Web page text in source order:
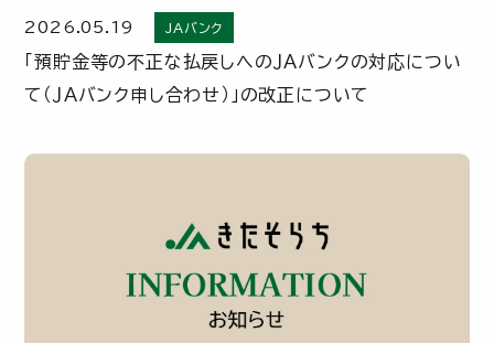
2026.05.19 JAバンク
「預貯金等の不正な払戻しへのＪＡバンクの対応につい
て（ＪＡバンク申し合わせ）」の改正について